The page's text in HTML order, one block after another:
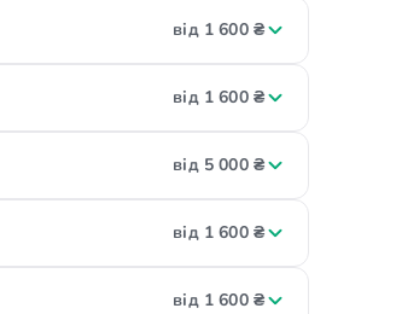
від 1 600 ₴
від 1 600 ₴
від 5 000 ₴
від 1 600 ₴
від 1 600 ₴